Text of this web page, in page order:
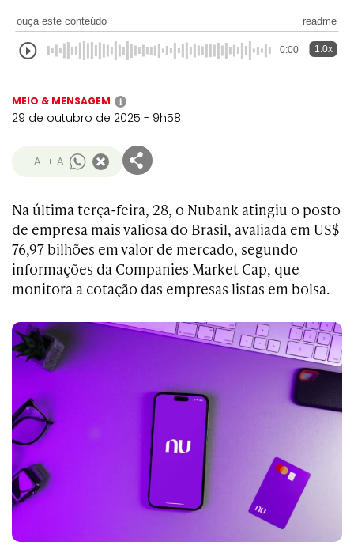
ouça este conteúdo readme
0:00 1.0x
MEIO & MENSAGEM i
29 de outubro de 2025 - 9h58
- A + A
Na última terça-feira, 28, o Nubank atingiu o posto
de empresa mais valiosa do Brasil, avaliada em US$
76,97 bilhões em valor de mercado, segundo
informações da Companies Market Cap, que
monitora a cotação das empresas listas em bolsa.